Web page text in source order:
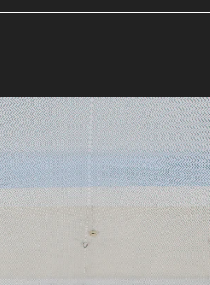
med vissheten om at de
forsterker intensiteten i
Jeg er interessert i
øyeblikket".